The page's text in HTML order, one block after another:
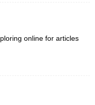
online for articles